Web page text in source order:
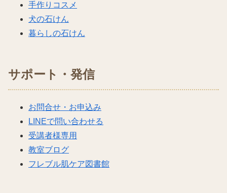
手作りコスメ
犬の石けん
暮らしの石けん
サポート・発信
お問合せ・お申込み
LINEで問い合わせる
受講者様専用
教室ブログ
フレブル肌ケア図書館